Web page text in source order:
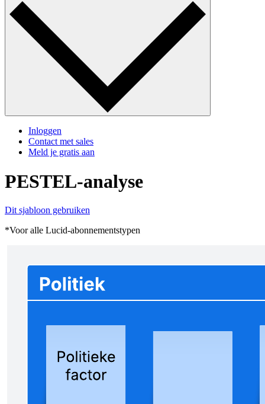
Inloggen
Contact met sales
Meld je gratis aan
PESTEL-analyse
Dit sjabloon gebruiken
*Voor alle Lucid-abonnementstypen